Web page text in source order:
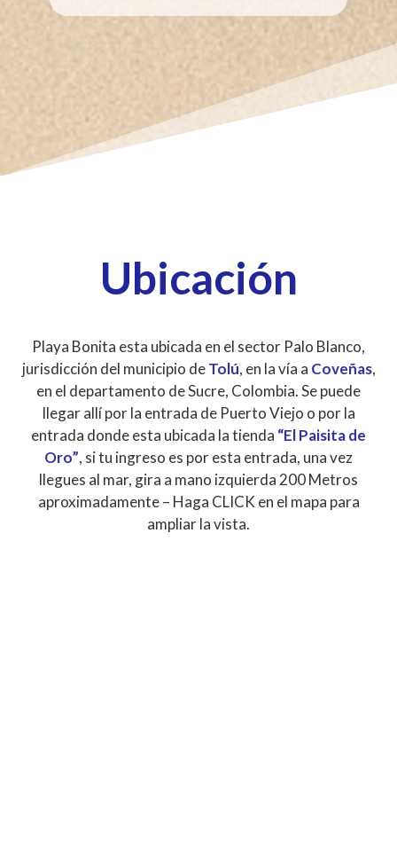
Ubicación
Playa Bonita esta ubicada en el sector Palo Blanco,
jurisdicción del municipio deTolú, en la vía a Coveñas,
en el departamento de Sucre, Colombia. Se puede
llegar allí por la entrada de Puerto Viejo o por la
entrada donde esta ubicada la tienda “El Paisita de
Oro”, si tu ingreso es por esta entrada, una vez
llegues al mar, gira a mano izquierda 200 Metros
aproximadamente – Haga CLICK en el mapa para
ampliar la vista.